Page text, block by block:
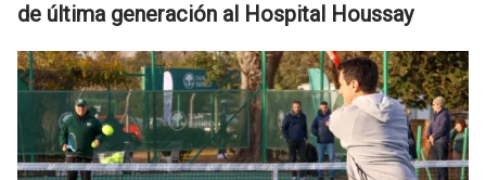
de última generación al Hospital Houssay